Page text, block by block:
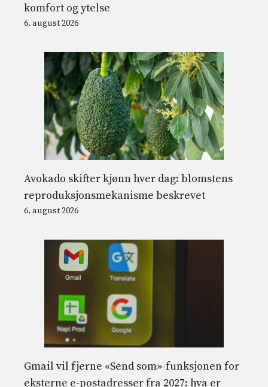
komfort og ytelse
6. august 2026
Avokado skifter kjønn hver dag: blomstens
reproduksjonsmekanisme beskrevet
6. august 2026
Gmail vil fjerne «Send som»-funksjonen for
eksterne e-postadresser fra 2027: hva er